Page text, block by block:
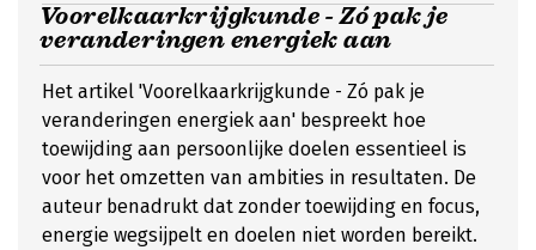
Voorelkaarkrijgkunde - Zó pak je
veranderingen energiek aan
Het artikel 'Voorelkaarkrijgkunde - Zó pak je
veranderingen energiek aan' bespreekt hoe
toewijding aan persoonlijke doelen essentieel is
voor het omzetten van ambities in resultaten. De
auteur benadrukt dat zonder toewijding en focus,
energie wegsijpelt en doelen niet worden bereikt.